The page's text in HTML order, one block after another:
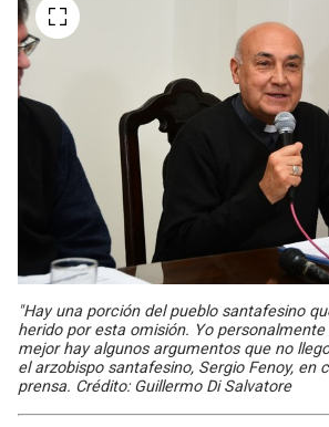
"Hay una porción del pueblo santafesino
herido por esta omisión. Yo
mejor hay algunos argumentos que no
el arzobispo santafesino, Sergio Fenoy, en
prensa. Crédito: Guillermo Di Salvatore